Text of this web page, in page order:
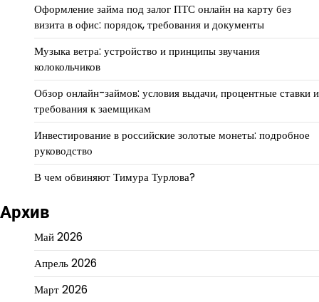
Оформление займа под залог ПТС онлайн на карту без
визита в офис: порядок, требования и документы
Музыка ветра: устройство и принципы звучания
колокольчиков
Обзор онлайн-займов: условия выдачи, процентные ставки и
требования к заемщикам
Инвестирование в российские золотые монеты: подробное
руководство
В чем обвиняют Тимура Турлова?
Архив
Май 2026
Апрель 2026
Март 2026